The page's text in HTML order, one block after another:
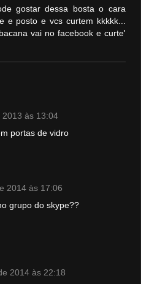
gostar dessa bosta o cara
e posto e vcs curtem kkkkk...
vai no facebook e curte'
às 13:04
portas de vidro
2014 às 17:06
grupo do skype??
2014 às 22:18